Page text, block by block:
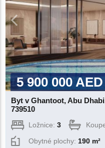
5 900 000 AED
Byt v Ghantoot, Abu
739510
Ložnice:3
Obytné plochy: 190 m²